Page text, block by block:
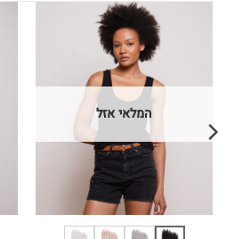
המלאי אזל